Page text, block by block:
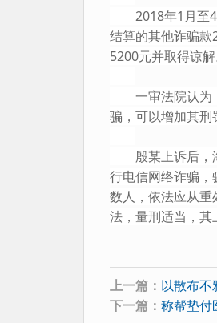
2018年1月至4
结算的其他诈骗
5200元并取得谅解
一审法院认为，
骗，可以增加其刑
殷某上诉后，海
行电信网络诈骗
数人，依法应从
法，量刑适当，其
上一篇： 以散布不
下一篇： 称帮垫付